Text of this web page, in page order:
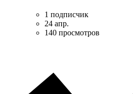
1 подписчик
24 апр.
140 просмотров